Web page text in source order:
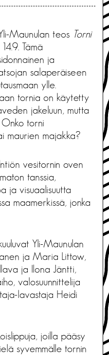
Maunulan teos Torni
Tämä
ja
salaperäiseen
ylle.
tornia on käytetty
jakeluun, mutta
Onko torni
maurien majakka?
vesitornin oven
tanssia,
ja visuaalisuutta
maamerkissä, jonka
Yli-Maunulan
ja Maria Littow,
ja Ilona Jäntti,
valosuunnittelija
lavastaja Heidi
joilla pääsy
syvemmälle tornin